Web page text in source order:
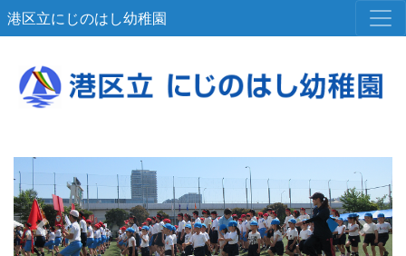
港区立にじのはし幼稚園
Previous Next